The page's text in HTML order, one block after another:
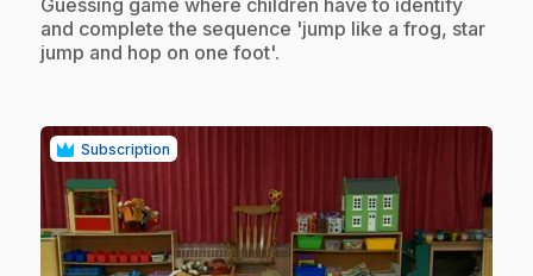
Guessing game where children have to identify
and complete the sequence 'jump like a frog, star
jump and hop on one foot'.
Subscription